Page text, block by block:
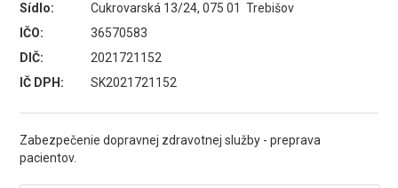
Sídlo:
Cukrovarská 13/24, 075 01 Trebišov
IČO:
36570583
DIČ:
2021721152
IČ DPH:
SK2021721152
Zabezpečenie dopravnej zdravotnej služby - preprava
pacientov.